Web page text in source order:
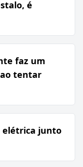
é
faz um
tentar
elétrica junto